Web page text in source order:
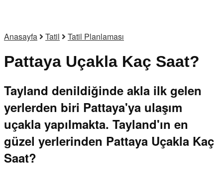
Anasayfa Tatil Tatil Planlaması
Pattaya Uçakla Kaç Saat?
Tayland denildiğinde akla ilk gelen
yerlerden biri Pattaya'ya ulaşım
uçakla yapılmakta. Tayland'ın en
güzel yerlerinden Pattaya Uçakla Kaç
Saat?